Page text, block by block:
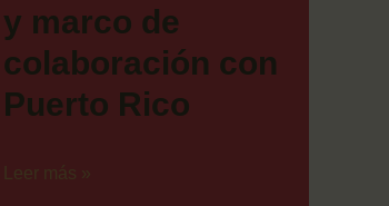
y marco de
colaboración con
Puerto Rico
Leer más »